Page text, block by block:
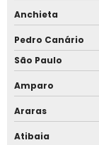
Relógio de
Relógio de
Relógio de
Relógio ponto
Anchieta
Pedro Canário
São Paulo
Amparo
Araras
Atibaia